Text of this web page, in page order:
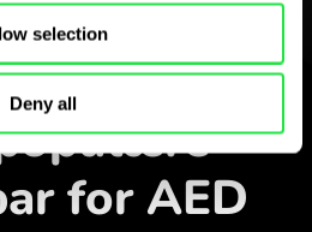
selection
Deny all
for AED